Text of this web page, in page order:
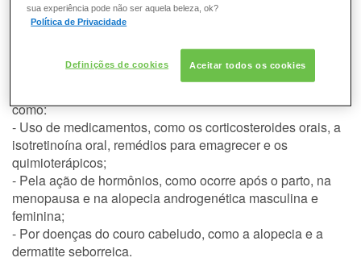
CONSULTORIA DE PRODUTOS KÉRASTASE
Quais fatores podem levar à
queda de cabelo?
como:
- Uso de medicamentos, como os corticosteroides orais, a
isotretinoína oral, remédios para emagrecer e os
quimioterápicos;
- Pela ação de hormônios, como ocorre após o parto, na
menopausa e na alopecia androgenética masculina e
feminina;
- Por doenças do couro cabeludo, como a alopecia e a
dermatite seborreica.
sua experiência pode não ser aquela beleza, ok?
Política de Privacidade
Definições de cookies Aceitar todos os cookies